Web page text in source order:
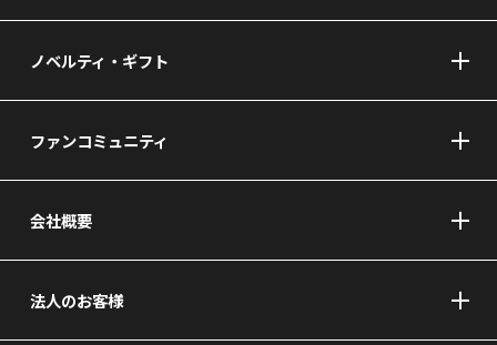
ノベルティ・ギフト
ファンコミュニティ
会社概要
法人のお客様